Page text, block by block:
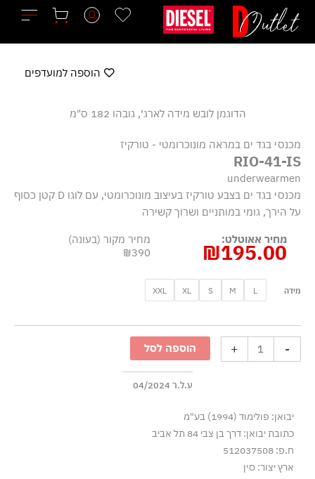
לתוכן
מכנסי בגד ים במראה מונוכרומטי - טורקיז
RIO-41-IS
underwearmen
מכנסי בגד ים בצבע טורקיז בעיצוב מונוכרומטי, עם לוגו D קטן כסוף
על הירך, גומי במותניים ושרוך קשירה
מחיר אאוטלט:
₪195.00
מחיר מקור (בעונה)
₪390
מידה L
M
S
XL
XXL
-
בגד
טורקיז
+ הוספה לסל
ע.ל.ר 04/2024
יבואן: פולימוד (1994) בע"מ
כתובת יבואן: דרך בן צבי 84 תל אביב
ח.פ: 512037508
ארץ יצור: סין
הוספה למועדפים
הדוגמן לובש מידה לארג׳, גובהו 182 ס"מ